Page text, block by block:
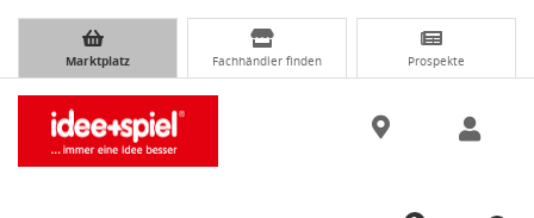
Marktplatz Fachhändler finden Prospekte